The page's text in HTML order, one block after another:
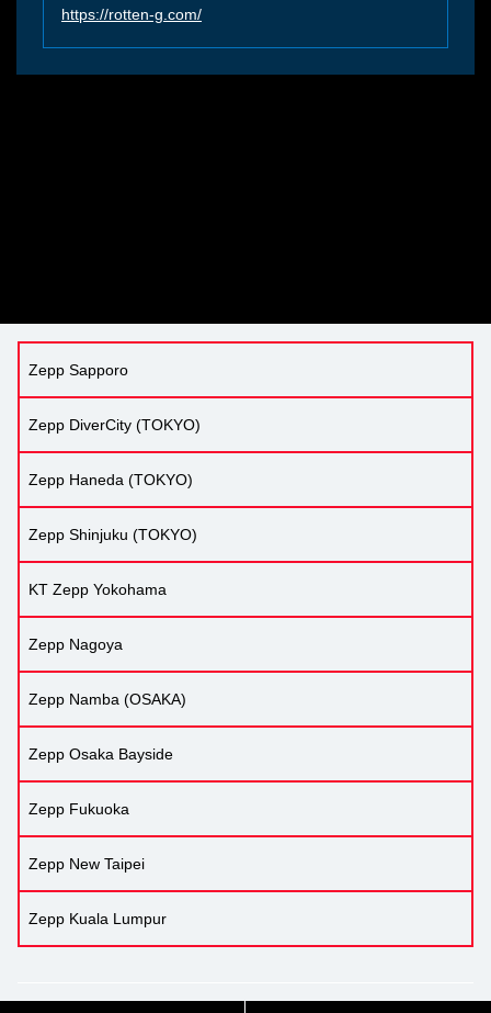
https://rotten-g.com/
Zepp Sapporo
Zepp DiverCity (TOKYO)
Zepp Haneda (TOKYO)
Zepp Shinjuku (TOKYO)
KT Zepp Yokohama
Zepp Nagoya
Zepp Namba (OSAKA)
Zepp Osaka Bayside
Zepp Fukuoka
Zepp New Taipei
Zepp Kuala Lumpur